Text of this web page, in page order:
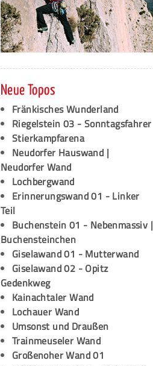
Neue Topos
Fränkisches Wunderland
Riegelstein 03 - Sonntagsfahrer
Stierkampfarena
Neudorfer Hauswand |
Neudorfer Wand
Lochbergwand
Erinnerungswand 01 - Linker
Teil
Buchenstein 01 - Nebenmassiv |
Buchensteinchen
Giselawand 01 - Mutterwand
Giselawand 02 - Opitz
Gedenkweg
Kainachtaler Wand
Lochauer Wand
Umsonst und Draußen
Trainmeuseler Wand
Großenoher Wand 01